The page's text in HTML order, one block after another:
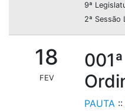
9ª
2ª Sessão
18
FEV
PAUTA::